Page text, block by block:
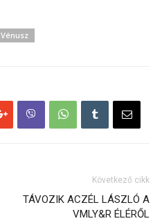
Vénusz
Következő cikk
TÁVOZIK ACZÉL LÁSZLÓ A
VMLY&R ÉLÉRŐL